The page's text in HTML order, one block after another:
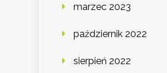
marzec 2023
październik 2022
sierpień 2022